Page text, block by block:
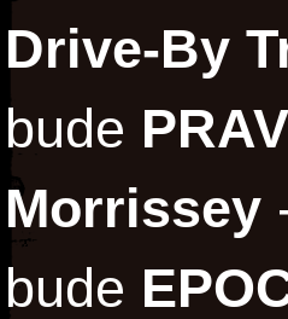
Drive-By
bude
Morrissey
bude